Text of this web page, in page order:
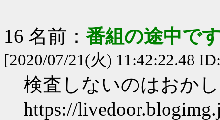
16 名前： 番組の途中で
[2020/07/21(火) 11:42:22.48
検査しないのはおか
https://